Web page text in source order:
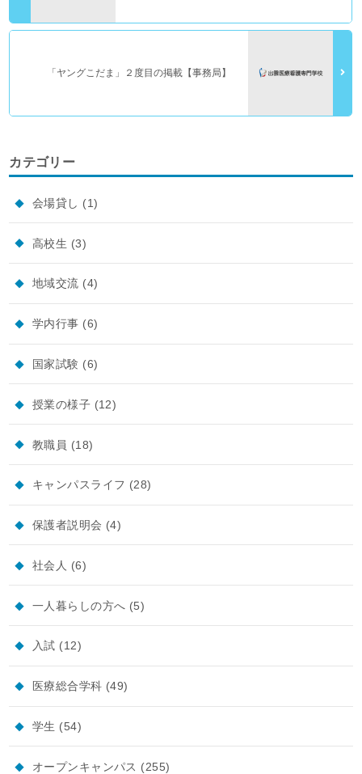
「ヤングこだま」２度目の掲載【事務局】
カテゴリー
会場貸し (1)
高校生 (3)
地域交流 (4)
学内行事 (6)
国家試験 (6)
授業の様子 (12)
教職員 (18)
キャンパスライフ (28)
保護者説明会 (4)
社会人 (6)
一人暮らしの方へ (5)
入試 (12)
医療総合学科 (49)
学生 (54)
オープンキャンパス (255)